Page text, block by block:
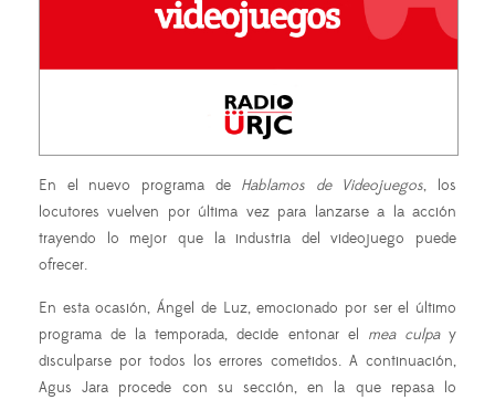
En el nuevo programa de Hablamos de Videojuegos, los
locutores vuelven por última vez para lanzarse a la acción
trayendo lo mejor que la industria del videojuego puede
ofrecer.
En esta ocasión, Ángel de Luz, emocionado por ser el último
programa de la temporada, decide entonar el mea culpay
disculparse por todos los errores cometidos. A continuación,
Agus Jara procede con su sección, en la que repasa lo